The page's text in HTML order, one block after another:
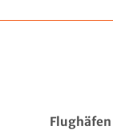
Flughäfen